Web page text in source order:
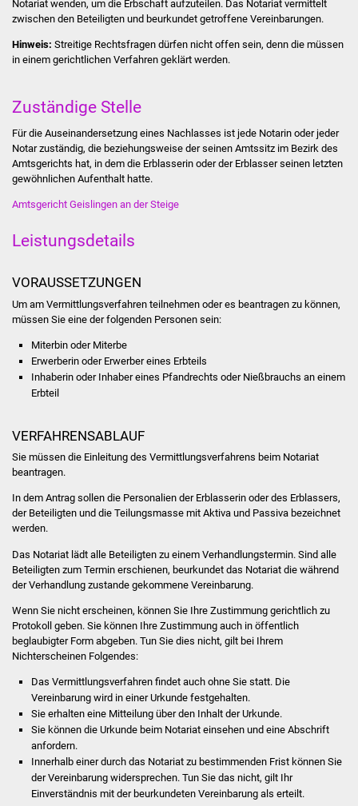
FNP / Bebauungspläne
Wahlen
Jubiläumsjahr 2021
Sanierung Bizethalle
Ortsentwicklung
Dienstleistungen
Lebenslagen
Formulare
Bürgerinfos
Schulen
Kolping-Musikschule
Notariat wenden, um die Erbschaft aufzuteilen. Das Notariat vermittelt
zwischen den Beteiligten und beurkundet getroffene Vereinbarungen.
Hinweis: Streitige Rechtsfragen dürfen nicht offen sein, denn die müssen
in einem gerichtlichen Verfahren geklärt werden.
Zuständige Stelle
Für die Auseinandersetzung eines Nachlasses ist jede Notarin oder jeder
Notar zuständig, die beziehungsweise der seinen Amtssitz im Bezirk des
Amtsgerichts hat, in dem die Erblasserin oder der Erblasser seinen letzten
gewöhnlichen Aufenthalt hatte.
Amtsgericht Geislingen an der Steige
Leistungsdetails
VORAUSSETZUNGEN
Um am Vermittlungsverfahren teilnehmen oder es beantragen zu können,
müssen Sie eine der folgenden Personen sein:
Miterbin oder Miterbe
Erwerberin oder Erwerber eines Erbteils
Inhaberin oder Inhaber eines Pfandrechts oder Nießbrauchs an einem
Erbteil
VERFAHRENSABLAUF
Sie müssen die Einleitung des Vermittlungsverfahrens beim Notariat
beantragen.
In dem Antrag sollen die Personalien der Erblasserin oder des Erblassers,
der Beteiligten und die Teilungsmasse mit Aktiva und Passiva bezeichnet
werden.
Das Notariat lädt alle Beteiligten zu einem Verhandlungstermin. Sind alle
Beteiligten zum Termin erschienen, beurkundet das Notariat die während
der Verhandlung zustande gekommene Vereinbarung.
Wenn Sie nicht erscheinen, können Sie Ihre Zustimmung gerichtlich zu
Protokoll geben. Sie können Ihre Zustimmung auch in öffentlich
beglaubigter Form abgeben. Tun Sie dies nicht, gilt bei Ihrem
Nichterscheinen Folgendes:
Das Vermittlungsverfahren findet auch ohne Sie statt. Die
Vereinbarung wird in einer Urkunde festgehalten.
Sie erhalten eine Mitteilung über den Inhalt der Urkunde.
Sie können die Urkunde beim Notariat einsehen und eine Abschrift
anfordern.
Innerhalb einer durch das Notariat zu bestimmenden Frist können Sie
der Vereinbarung widersprechen. Tun Sie das nicht, gilt Ihr
Einverständnis mit der beurkundeten Vereinbarung als erteilt.